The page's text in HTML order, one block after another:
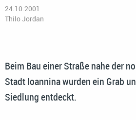
24.10.2001
Thilo Jordan
Beim Bau einer Straße nahe der
Stadt Ioannina wurden ein Grab
Siedlung entdeckt.